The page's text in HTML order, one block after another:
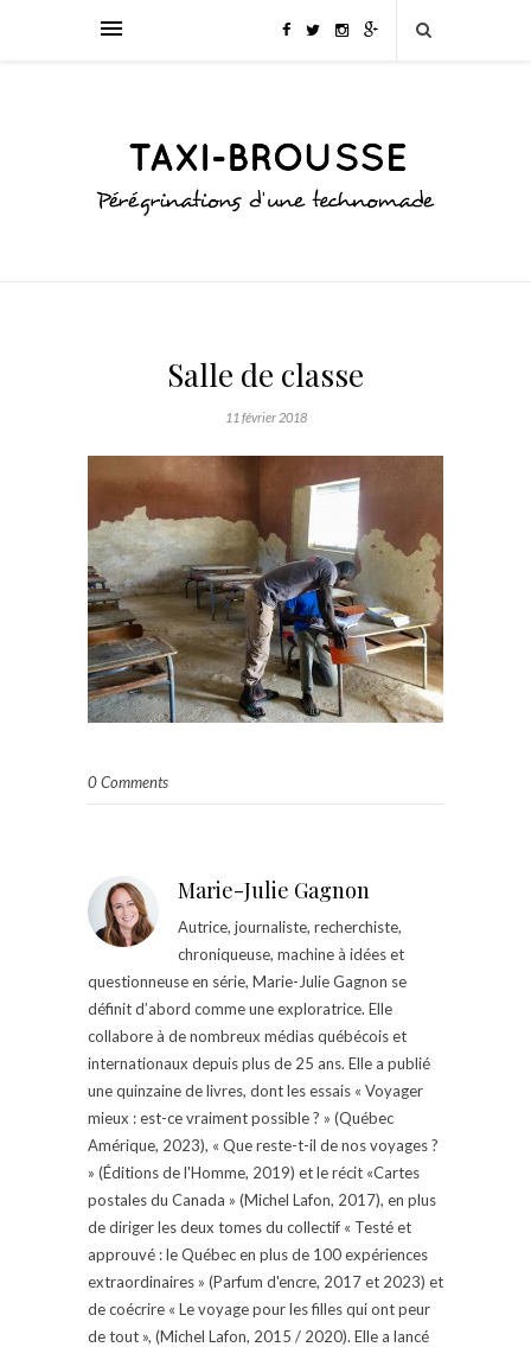
Salle de classe
11 février 2018
0 Comments
Marie-Julie Gagnon
Autrice, journaliste, recherchiste,
chroniqueuse, machine à idées et
questionneuse en série, Marie-Julie Gagnon se
définit d’abord comme une exploratrice. Elle
collabore à de nombreux médias québécois et
internationaux depuis plus de 25 ans. Elle a publié
une quinzaine de livres, dont les essais « Voyager
mieux : est-ce vraiment possible ? » (Québec
Amérique, 2023), « Que reste-t-il de nos voyages ?
» (Éditions de l'Homme, 2019) et le récit «Cartes
postales du Canada » (Michel Lafon, 2017), en plus
de diriger les deux tomes du collectif « Testé et
approuvé : le Québec en plus de 100 expériences
extraordinaires » (Parfum d'encre, 2017 et 2023) et
de coécrire « Le voyage pour les filles qui ont peur
de tout », (Michel Lafon, 2015 / 2020). Elle a lancé